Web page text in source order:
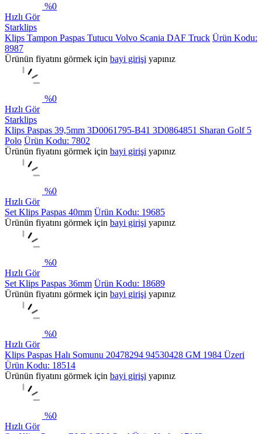
%0
Hızlı Gör
Starklips
Klips Tampon Paspas Tutucu Volvo Scania DAF Truck Ürün Kodu:
8987
Ürünün fiyatını görmek için bayi girişi yapınız
%0
Hızlı Gör
Starklips
Klips Paspas 39,5mm 3D0061795-B41 3D0864851 Sharan Golf 5
Polo Ürün Kodu: 7802
Ürünün fiyatını görmek için bayi girişi yapınız
%0
Hızlı Gör
Set Klips Paspas 40mm Ürün Kodu: 19685
Ürünün fiyatını görmek için bayi girişi yapınız
%0
Hızlı Gör
Set Klips Paspas 36mm Ürün Kodu: 18689
Ürünün fiyatını görmek için bayi girişi yapınız
%0
Hızlı Gör
Klips Paspas Halı Somunu 20478294 94530428 GM 1984 Üzeri
Ürün Kodu: 18514
Ürünün fiyatını görmek için bayi girişi yapınız
%0
Hızlı Gör